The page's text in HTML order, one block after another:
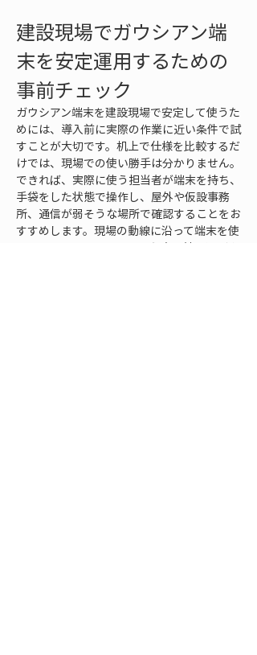
建設現場でガウシアン端
末を安定運用するための
事前チェック
ガウシアン端末を建設現場で安定して使うた
めには、導入前に実際の作業に近い条件で試
すことが大切です。机上で仕様を比較するだ
けでは、現場での使い勝手は分かりません。
できれば、実際に使う担当者が端末を持ち、
手袋をした状態で操作し、屋外や仮設事務
所、通信が弱そうな場所で確認することをお
すすめします。現場の動線に沿って端末を使
ってみることで、画面の見え方、持ち運びや